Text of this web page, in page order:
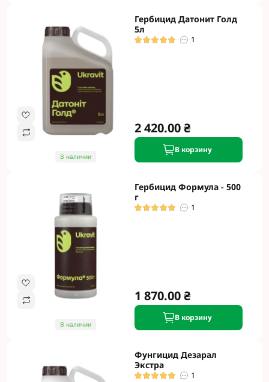
В наличии
Гербицид Датонит Голд
5л
1
2 420.00 ₴
В корзину
В наличии
Гербицид Формула - 500
г
1
1 870.00 ₴
В корзину
Фунгицид Дезарал
Экстра
1